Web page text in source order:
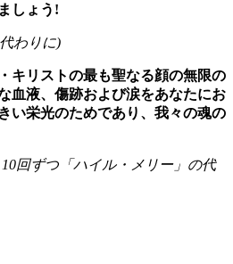
しょう!
わりに)
キリストの最も聖なる顔の無限の
血液、傷跡および涙をあなたにお
い栄光のためであり、我々の魂の
回ずつ「ハイル・メリー」の代